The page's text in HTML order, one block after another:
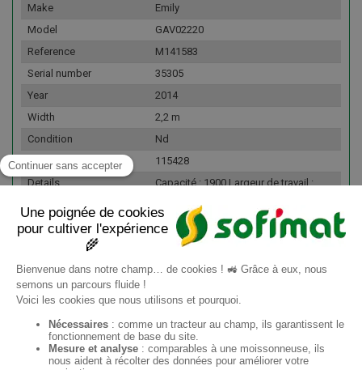
Make
Emily
Model
GAV02220
Reference
M141583
Serial number
35305
Year
2014
Width
2,2 m
Condition
Nd
Fleet number
115428
Details
Capacité : 1900 Largeur de travail :
déversement : Gauche Rotor : Non.
Griffe Systeme de démêlage : Oui.
EN